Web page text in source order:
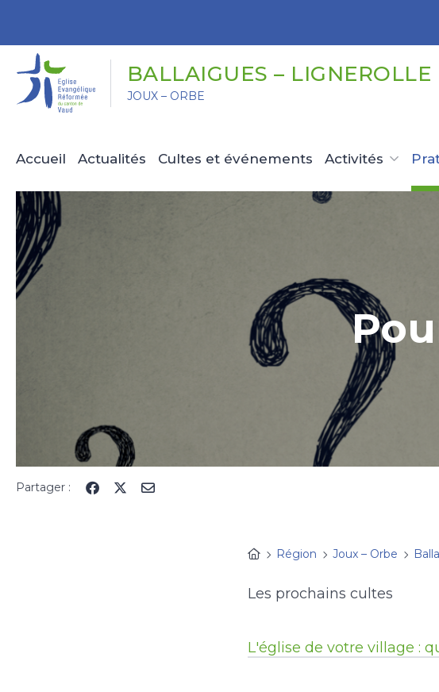
BALLAIGUES – LIGNEROLLE
JOUX – ORBE
Accueil Actualités Cultes et événements Activités
Partager :
Région Joux – Orbe
Les prochains cultes
L'église de votre village :